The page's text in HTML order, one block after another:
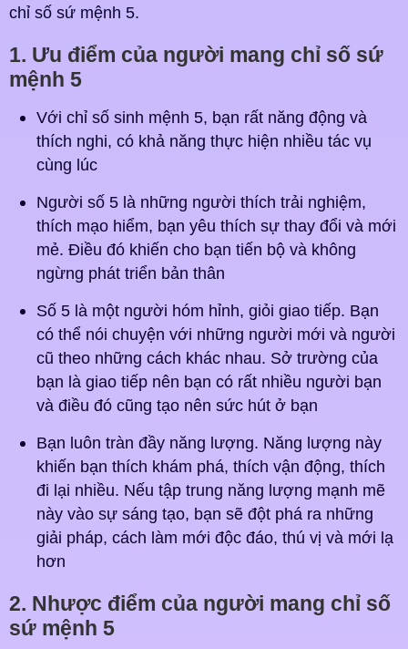
chỉ số sứ mệnh 5.
1. Ưu điểm của người mang chỉ số sứ
mệnh 5
Với chỉ số sinh mệnh 5, bạn rất năng động và
thích nghi, có khả năng thực hiện nhiều tác vụ
cùng lúc
Người số 5 là những người thích trải nghiệm,
thích mạo hiểm, bạn yêu thích sự thay đổi và mới
mẻ. Điều đó khiến cho bạn tiến bộ và không
ngừng phát triển bản thân
Số 5 là một người hóm hỉnh, giỏi giao tiếp. Bạn
có thể nói chuyện với những người mới và người
cũ theo những cách khác nhau. Sở trường của
bạn là giao tiếp nên bạn có rất nhiều người bạn
và điều đó cũng tạo nên sức hút ở bạn
Bạn luôn tràn đầy năng lượng. Năng lượng này
khiến bạn thích khám phá, thích vận động, thích
đi lại nhiều. Nếu tập trung năng lượng mạnh mẽ
này vào sự sáng tạo, bạn sẽ đột phá ra những
giải pháp, cách làm mới độc đáo, thú vị và mới lạ
hơn
2. Nhược điểm của người mang chỉ số
sứ mệnh 5